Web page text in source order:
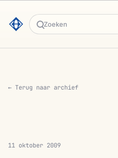
Zoeken
← Terug naar archief
11 oktober 2009